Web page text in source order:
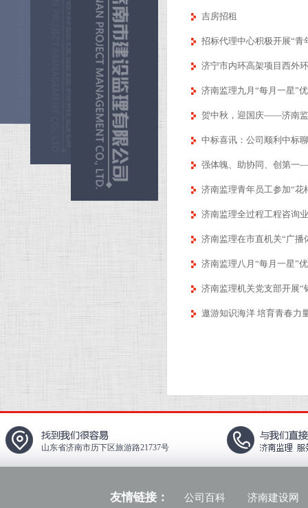
吉房招租
招标代理中心积极开展“青
济宁市内环高架项目西外
济南监理九月“每月一星”
贺中秋，迎国庆——济南
中标喜讯：公司顺利中标
强体魄、助协同、创第一
济南监理青年员工参加“花
济南监理全过程工程咨询
济南监理在市直机关“广播
济南监理八月“每月一星”
济南监理机关党支部开展“
遨游知识海洋 培育青春
山东省济南市历下区旅游路21737号
友情链接： 公司百科 济南建设网